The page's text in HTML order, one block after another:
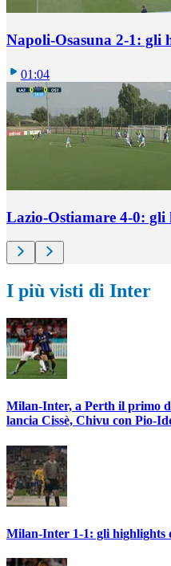
Napoli-Osasuna 2-1: gli
01:04
Lazio-Ostiamare 4-0:
I più visti di Inter
Milan-Inter, a Perth il primo
lancia Cissè, Chivu con Pio-
Milan-Inter 1-1: gli highlights